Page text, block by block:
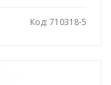
Код: 710318-5